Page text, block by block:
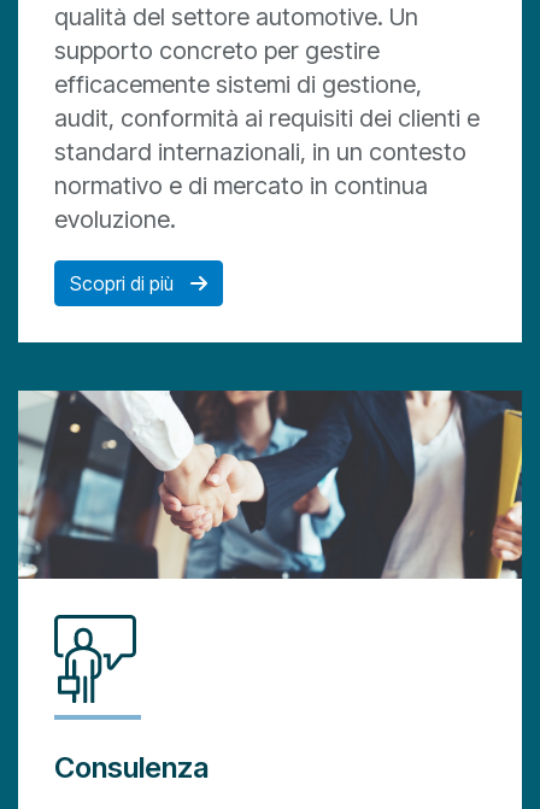
qualità del settore automotive. Un
supporto concreto per gestire
efficacemente sistemi di gestione,
audit, conformità ai requisiti dei clienti e
standard internazionali, in un contesto
normativo e di mercato in continua
evoluzione.
Scopri di più
Consulenza